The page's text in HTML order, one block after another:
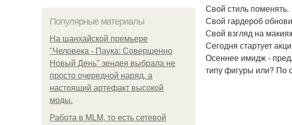
Популярные материалы
На шанхайской премьере
"Человека - Паука: Совершенно
Новый День" зендея выбрала не
просто очередной наряд, а
настоящий артефакт высокой
моды.
Работа в MLM, то есть сетевой
Свой стиль поменять.
Свой гардероб
Свой взгляд на
Сегодня стартует
Осеннее имидж -
типу фигуры или? По